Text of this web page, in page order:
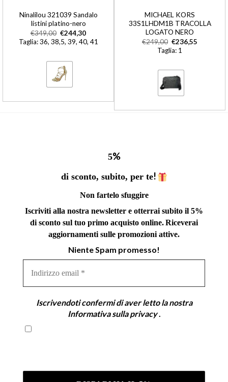
Ninalilou 321039 Sandalo
listini platino-nero
€349,00 €244,30
Taglia: 36, 38,5, 39, 40, 41
MICHAEL KORS
33S1LHDM1B TRACOLLA
LOGATO NERO
€249,00 €236,55
Taglia: 1
5%
di sconto, subito, per te!
Non fartelo sfuggire
Iscriviti alla nostra newsletter e otterrai subito il 5%
di sconto sul tuo primo acquisto online.Riceverai
aggiornamenti sulle promozioni attive.
Niente Spam promesso!
email
Iscrivendoti confermi di aver letto la nostra
Informativa sulla privacy.